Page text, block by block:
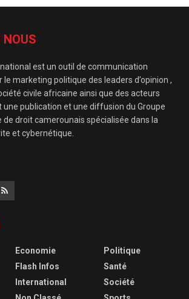
NOUS
est un outil de communication
marketing politique des leaders d’opinion ,
civile africaine ainsi que des acteurs
une publication et une diffusion du Groupe
de droit camerounais spécialisée dans la
et cybernétique.
Economie
Flash Infos
International
Politique
Santé
Société